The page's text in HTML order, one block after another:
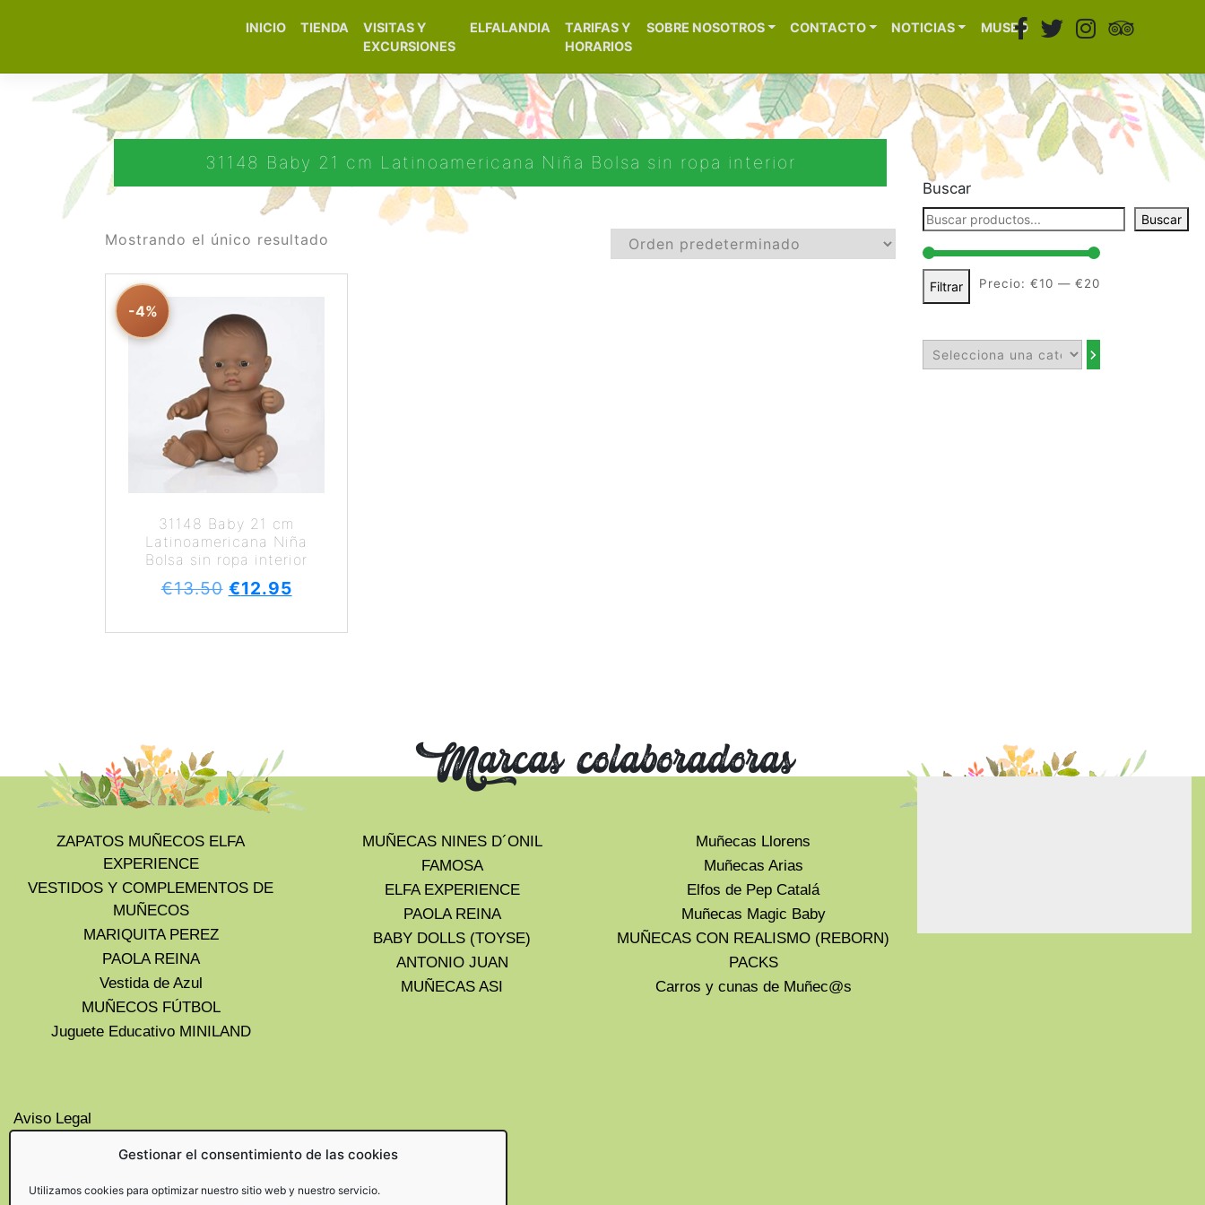
Gestionar el consentimiento de las cookies
Utilizamos cookies para optimizar nuestro sitio web y nuestro servicio.
Elfa Experience – Onil – Alicante
INICIO TIENDA
VISITAS Y
EXCURSIONES
ELFALANDIA
TARIFAS Y
HORARIOS
SOBRE NOSOTROS CONTACTO NOTICIAS MUSEO
31148 Baby 21 cm Latinoamericana Niña Bolsa sin ropa interior
Mostrando el único resultado
-4%
31148 Baby 21 cm
Latinoamericana Niña
Bolsa sin ropa interior
€13.50 €12.95
Buscar
Buscar
Filtrar Precio: €10 — €20
Marcas colaboradoras
ZAPATOS MUÑECOS ELFA
EXPERIENCE
VESTIDOS Y COMPLEMENTOS DE
MUÑECOS
MARIQUITA PEREZ
PAOLA REINA
Vestida de Azul
MUÑECOS FÚTBOL
Juguete Educativo MINILAND
Aviso Legal
Politica de devoluciones y
MUÑECAS NINES D´ONIL
FAMOSA
ELFA EXPERIENCE
PAOLA REINA
BABY DOLLS (TOYSE)
ANTONIO JUAN
MUÑECAS ASI
Muñecas Llorens
Muñecas Arias
Elfos de Pep Catalá
Muñecas Magic Baby
MUÑECAS CON REALISMO (REBORN)
PACKS
Carros y cunas de Muñec@s